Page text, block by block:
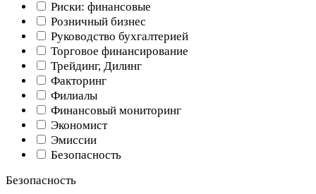
Риски: финансовые
Розничный бизнес
Руководство бухгалтерией
Торговое финансирование
Трейдинг, Дилинг
Факторинг
Филиалы
Финансовый мониторинг
Экономист
Эмиссии
Безопасность
Безопасность